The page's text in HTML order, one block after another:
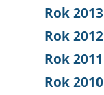
Rok 2013
Rok 2012
Rok 2011
Rok 2010